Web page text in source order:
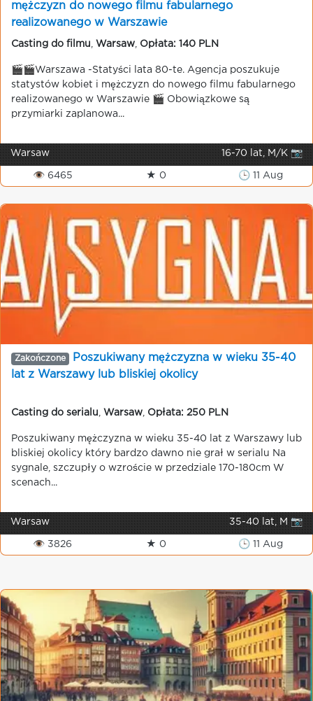
mężczyzn do nowego filmu fabularnego
realizowanego w Warszawie
Casting do filmu Warsaw Opłata: 140 PLN
🎬🎬Warszawa -Statyści lata 80-te. Agencja poszukuje
statystów kobiet i mężczyzn do nowego filmu fabularnego
realizowanego w Warszawie 🎬 Obowiązkowe są
przymiarki zaplanowa...
Warsaw 16-70 lat, M/K 📷
👁 6465 ★ 0 🕒 11 Aug
Zakończone
Poszukiwany mężczyzna w wieku 35-40
lat z Warszawy lub bliskiej okolicy
Casting do serialu Warsaw Opłata: 250 PLN
Poszukiwany mężczyzna w wieku 35-40 lat z Warszawy lub
bliskiej okolicy który bardzo dawno nie grał w serialu Na
sygnale, szczupły o wzroście w przedziale 170-180cm W
scenach...
Warsaw 35-40 lat, M 📷
👁 3826 ★ 0 🕒 11 Aug